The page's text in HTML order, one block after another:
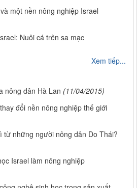
một nền nông nghiệp Israel
Nuôi cá trên sa mạc
Xem tiếp...
nông dân Hà Lan (11/04/2015)
đổi nền nông nghiệp thế giới
từ những người nông dân Do Thái?
Israel làm nông nghiệp